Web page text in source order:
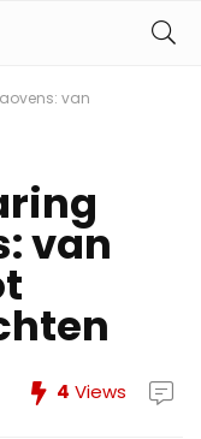
van
van
4 Views